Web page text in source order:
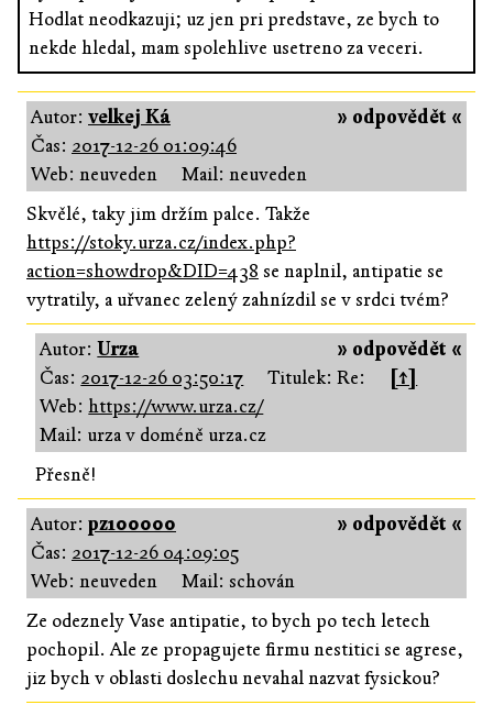
Hodlat neodkazuji; uz jen pri predstave, ze bych to
nekde hledal, mam spolehlive usetreno za veceri.
» odpovědět «
Autor: velkej Ká
Čas: 2017-12-26 01:09:46
Web: neuveden
Mail: neuveden
Skvělé, taky jim držím palce. Takže
https://stoky.urza.cz/index.php?
action=showdrop&DID=438 se naplnil, antipatie se
vytratily, a uřvanec zelený zahnízdil se v srdci tvém?
» odpovědět «
Autor:Urza
Čas: 2017-12-26 03:50:17 Titulek: Re:
[↑]
Web:https://www.urza.cz/
Mail: urza v doméně urza.cz
Přesně!
» odpovědět «
Autor: pz100000
Čas: 2017-12-26 04:09:05
Web: neuveden
Mail: schován
Ze odeznely Vase antipatie, to bych po tech letech
pochopil. Ale ze propagujete firmu nestitici se agrese,
jiz bych v oblasti doslechu nevahal nazvat fysickou?